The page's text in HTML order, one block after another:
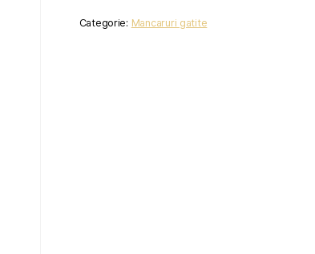
Categorie: Mancaruri gatite